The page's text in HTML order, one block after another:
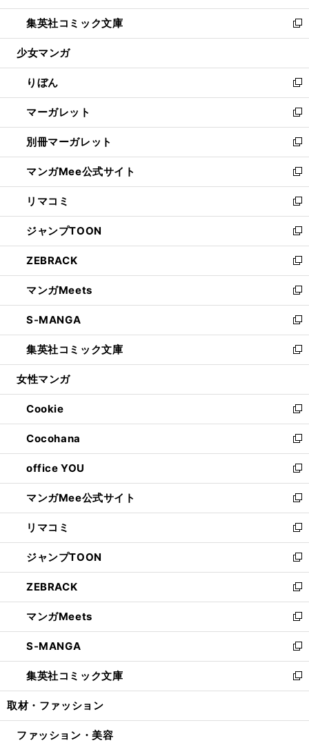
開
く
ウ
で
開
ン
ド
ウ
開
く
ウ
ィ
ン
ウ
で
開
く
し
い
ウ
ン
ド
ウ
で
開
く
集英社コミック文庫
新
し
ウ
ィ
ン
ド
ウ
で
開
く
少女マンガ
りぼん
新
し
い
ウ
ィ
ン
ド
ウ
で
開
く
マーガレット
新
し
い
ウ
ィ
ン
ド
ウ
で
開
く
別冊マーガレット
新
し
い
ウ
ィ
ン
ド
ウ
で
開
く
マンガMee公式サイト
新
し
い
ウ
ィ
ン
ド
ウ
で
開
く
リマコミ
新
し
い
ウ
ィ
ン
ド
ウ
で
開
く
ジャンプTOON
新
し
い
ウ
ィ
ン
ド
ウ
で
開
ZEBRACK
新
し
い
ウ
ィ
ン
ド
ウ
開
く
マンガMeets
新
し
い
ウ
ィ
ン
ウ
で
開
く
S-MANGA
新
し
い
ウ
ン
ド
ウ
で
開
く
集英社コミック文庫
新
し
ウ
ィ
ン
ド
ウ
で
開
く
女性マンガ
Cookie
新
し
い
ウ
ィ
ン
ド
ウ
で
開
く
Cocohana
新
し
い
ウ
ィ
ン
ド
ウ
で
開
く
office YOU
新
し
い
ウ
ィ
ン
ド
ウ
で
開
く
マンガMee公式サイト
新
し
い
ウ
ィ
ン
ド
ウ
で
開
く
リマコミ
新
し
い
ウ
ィ
ン
ド
ウ
で
開
く
ジャンプTOON
新
し
い
ウ
ィ
ン
ド
ウ
で
開
ZEBRACK
新
し
い
ウ
ィ
ン
ド
ウ
開
マンガMeets
新
し
い
ウ
ィ
ン
ウ
S-MANGA
新
し
い
ウ
ン
集英社コミック文庫
新
し
ウ
取材・ファッション
ファッション・美容